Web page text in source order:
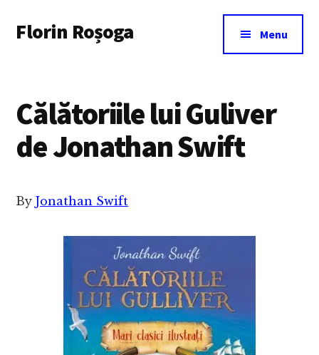
main
menu
Florin Roșoga Menu
Călătoriile lui Guliver
de Jonathan Swift
ByJonathan Swift